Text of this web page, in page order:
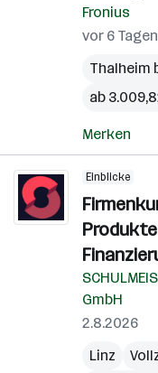
Fronius
vor 6
Thalheim
ab
Merken
Einblicke
GmbH
2.8.2026
Linz